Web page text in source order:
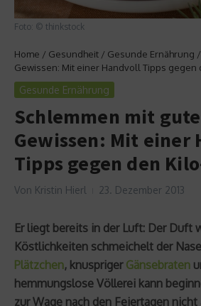
Foto: © thinkstock
Home / Gesundheit / Gesunde Ernährung /
Gewissen: Mit einer Handvoll Tipps gegen
Gesunde Ernährung
Schlemmen mit
Gewissen: Mit einer
Tipps gegen den
Von Kristin Hierl 23. Dezember 2013
Er liegt bereits in der Luft: Der Duft
Köstlichkeiten schmeichelt der
Plätzchen, knuspriger Gänsebraten
hemmungslose Völlerei kann
zur Wage nach den Feiertagen